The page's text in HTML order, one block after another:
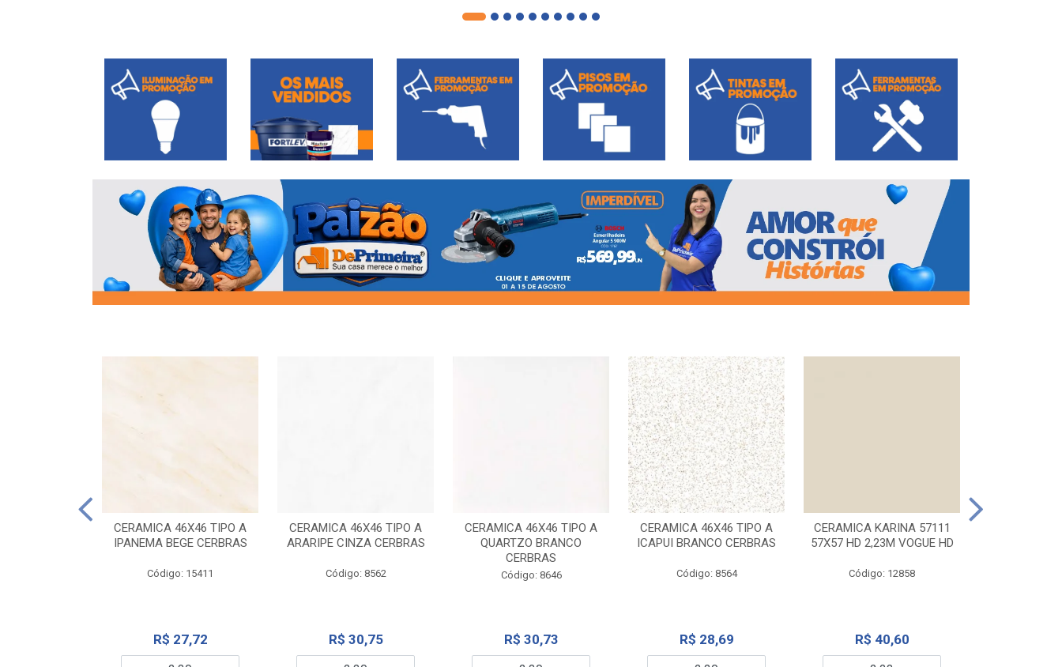
CERAMICA 46X46 TIPO A
IPANEMA BEGE CERBRAS
Código: 15411
R$ 27,72
CERAMICA 46X46 TIPO A
ARARIPE CINZA CERBRAS
Código: 8562
R$ 30,75
CERAMICA 46X46 TIPO A
QUARTZO BRANCO
CERBRAS
Código: 8646
R$ 30,73
CERAMICA 46X46 TIPO A
ICAPUI BRANCO CERBRAS
Código: 8564
R$ 28,69
CERAMICA KARINA 57111
57X57 HD 2,23M VOGUE HD
Código: 12858
R$ 40,60